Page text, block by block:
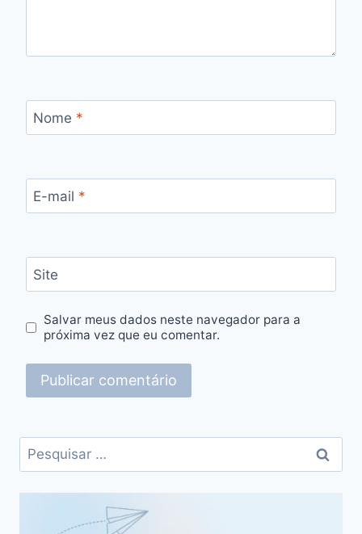
Nome *
E-mail *
Site
Salvar meus dados neste navegador para a
próxima vez que eu comentar.
Pesquisar
por: